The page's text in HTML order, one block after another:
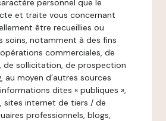
personnel que le
et traite vous concernant
être recueillies ou
soins, notamment à des fins
commerciales, de
de sollicitation, de prospection
au moyen d’autres sources
dites « publiques »,
sites internet de tiers / de
professionnels, blogs,